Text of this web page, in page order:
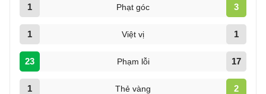
1 Phạt góc 3
1 Việt vị 1
23 Phạm lỗi 17
1 Thẻ vàng 2